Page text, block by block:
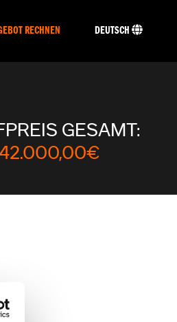
RECHNEN DEUTSCH
GESAMT:
42.000,00€